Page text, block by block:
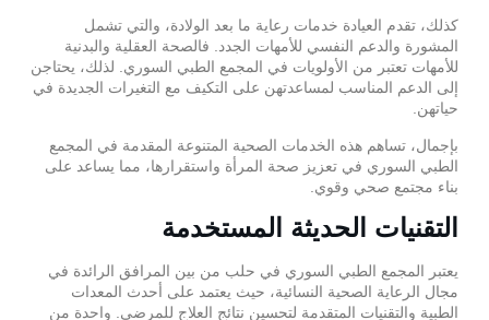
كذلك، تقدم العيادة خدمات رعاية ما بعد الولادة، والتي تشمل
المشورة والدعم النفسي للأمهات الجدد. فالصحة العقلية والبدنية
للأمهات تعتبر من الأولويات في المجمع الطبي السوري. لذلك، يحتاجن
إلى الدعم المناسب لمساعدتهن على التكيف مع التغيرات الجديدة في
حياتهن.
بإجمال، تساهم هذه الخدمات الصحية المتنوعة المقدمة في المجمع
الطبي السوري في تعزيز صحة المرأة واستقرارها، مما يساعد على
بناء مجتمع صحي وقوي.
التقنيات الحديثة المستخدمة
يعتبر المجمع الطبي السوري في حلب من بين المرافق الرائدة في
مجال الرعاية الصحية النسائية، حيث يعتمد على أحدث المعدات
الطبية والتقنيات المتقدمة لتحسين نتائج العلاج للمرضى. واحدة من